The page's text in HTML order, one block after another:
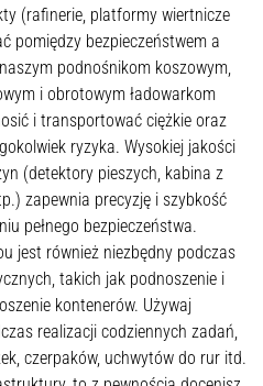
(rafinerie, platformy wiertnicze
pomiędzy bezpieczeństwem a
podnośnikom koszowym,
i obrotowym ładowarkom
i transportować ciężkie oraz
ryzyka. Wysokiej jakości
(detektory pieszych, kabina z
zapewnia precyzję i szybkość
pełnego bezpieczeństwa.
jest również niezbędny podczas
takich jak podnoszenie i
kontenerów. Używaj
realizacji codziennych zadań,
czerpaków, uchwytów do rur itd.